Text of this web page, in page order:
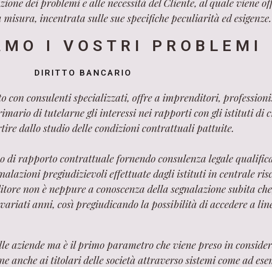
misura, incentrata sulle sue specifiche peculiarità ed esigenze.
I VOSTRI PROBLEMI
DIRITTO BANCARIO
con consulenti specializzati, offre a imprenditori,
di tutelarne gli interessi nei rapporti con gli istituti di
dallo studio delle condizioni contrattuali pattuite.
di rapporto contrattuale fornendo consulenza legale
pregiudizievoli effettuate dagli istituti in centrale
non è neppure a conoscenza della segnalazione subita
anni, così pregiudicando la possibilità di accedere a
aziende ma è il primo parametro che viene preso in
anche ai titolari delle società attraverso sistemi come ad